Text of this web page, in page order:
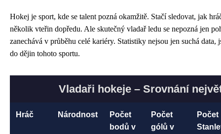
Hokej je sport, kde se talent pozná okamžitě. Stačí sledovat, jak
několik vteřin dopředu. Ale skutečný vladař ledu se nepozná jen
zanechává v průběhu celé kariéry. Statistiky nejsou jen suchá
do dějin tohoto sportu.
Vladaři hokeje – Srovnání
Hráč Národnost
Počet
bodů v
Počet
gólů v
Počet